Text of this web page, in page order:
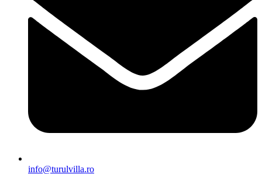
info@turulvilla.ro